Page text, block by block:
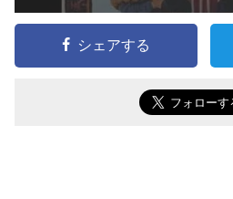
シェアする